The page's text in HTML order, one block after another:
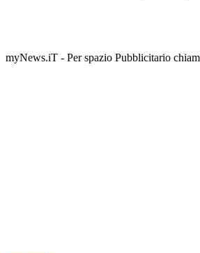
myNews.iT - Per spazio Pubblicitario